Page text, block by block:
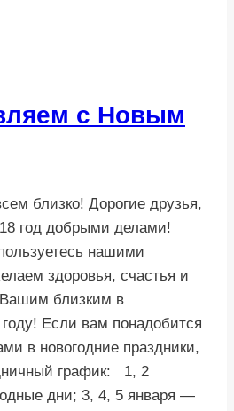
с Новым
близко! Дорогие друзья,
год добрыми делами!
нашими
здоровья, счастья и
близким в
Если вам понадобится
в новогодние праздники,
график: 1, 2
дни; 3, 4, 5 января —